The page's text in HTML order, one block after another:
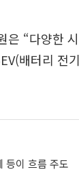
은 “다양한
배터리 전
등이 흐름 주도